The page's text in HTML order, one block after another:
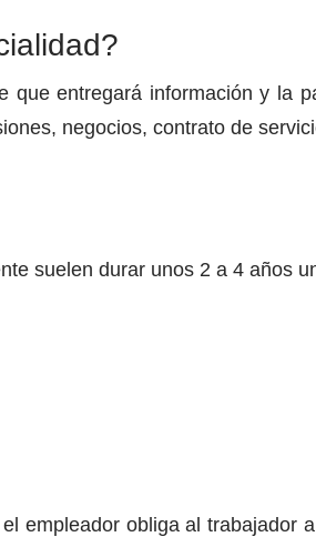
entregará información y la
negocios, contrato de
suelen durar unos 2 a 4 años
empleador obliga al trabajador